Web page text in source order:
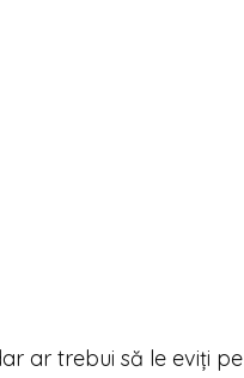
ar trebui să le eviți pe